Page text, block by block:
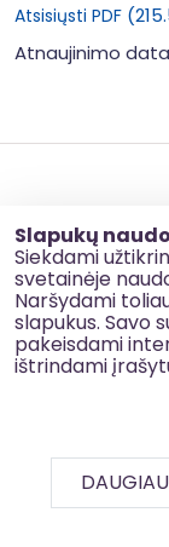
Slapukų
Siekdami
svetainėje
Naršydami
slapukus. Savo
pakeisdami
ištrindami
Atsisiųsti PDF
Atnaujinimo
Slapukų
Korupcijos
Kontaktai